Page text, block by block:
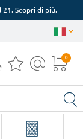
Scopri di più.
0